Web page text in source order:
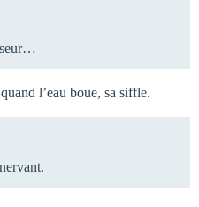
l’eau boue, sa siffle.